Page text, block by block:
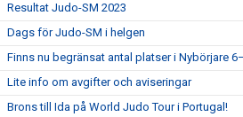
Resultat Judo-SM 2023
Dags för Judo-SM i helgen
Finns nu begränsat antal platser i Nybörjare
Lite info om avgifter och aviseringar
Brons till Ida på World Judo Tour i Portugal!